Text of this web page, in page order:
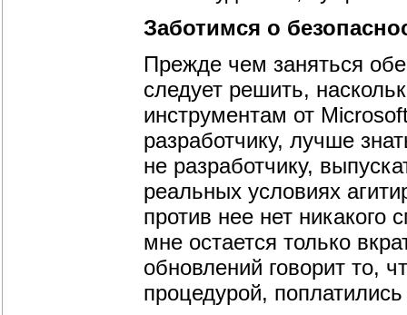
Заботимся о
Прежде чем заняться
следует решить,
инструментам от
разработчику, лучше
не разработчику,
реальных условиях
против нее нет
мне остается только
обновлений говорит то,
процедурой,